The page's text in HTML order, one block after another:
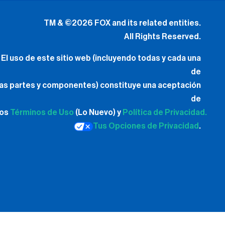
de
las partes y componentes) constituye una aceptación
Política de Privacidad.
Tus Opciones de Privacidad